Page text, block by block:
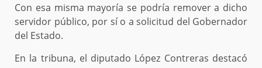
Con esa misma mayoría se podría remover a dicho
servidor público, por sí o a solicitud del Gobernador
del Estado.
En la tribuna, el diputado López Contreras destacó